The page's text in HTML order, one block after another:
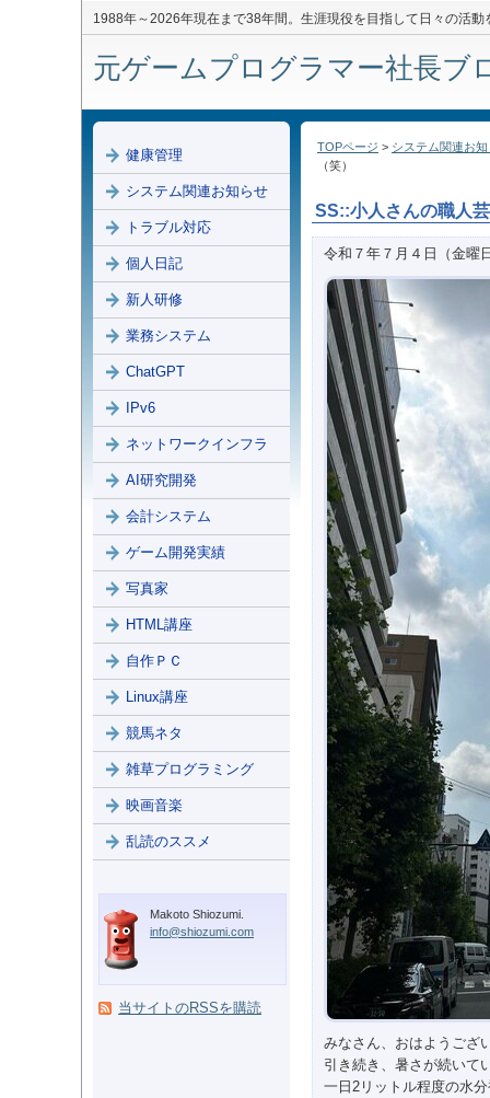
1988年～2026年現在まで38年間。生涯現役を目指して日々の活動
元ゲームプログラマー社長ブ
TOPページ > システム関連お
（笑）
SS::小人さんの職人
令和７年７月４日（金曜
みなさん、おはようござ
引き続き、暑さが続いて
一日2リットル程度の水
健康管理
システム関連お知らせ
トラブル対応
個人日記
新人研修
業務システム
ChatGPT
IPv6
ネットワークインフラ
AI研究開発
会計システム
ゲーム開発実績
写真家
HTML講座
自作ＰＣ
Linux講座
競馬ネタ
雑草プログラミング
映画音楽
乱読のススメ
Makoto Shiozumi.
info@shiozumi.com
当サイトのRSSを購読